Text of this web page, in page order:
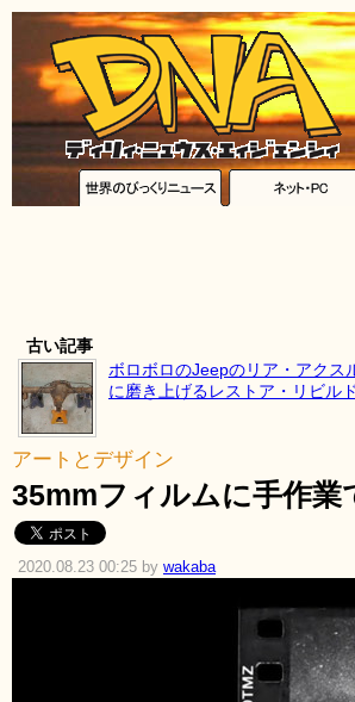
古い記事
ボロボロのJeepのリア・アクス
に磨き上げるレストア・リビル
アートとデザイン
35mmフィルムに手作
2020.08.23 00:25 by wakaba